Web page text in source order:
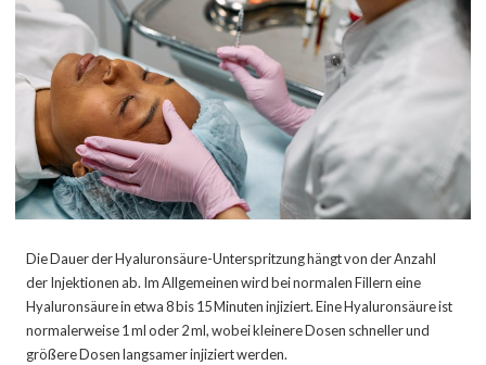
Die Dauer der Hyaluronsäure-Unterspritzung hängt von der Anzahl
der Injektionen ab. Im Allgemeinen wird bei normalen Fillern eine
Hyaluronsäure in etwa 8 bis 15 Minuten injiziert. Eine Hyaluronsäure ist
normalerweise 1 ml oder 2 ml, wobei kleinere Dosen schneller und
größere Dosen langsamer injiziert werden.